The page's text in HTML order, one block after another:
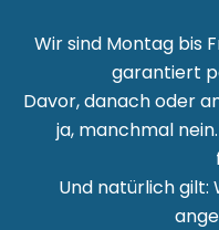
Wir sind Montag bis
garantiert
Davor, danach oder
ja, manchmal
Und natürlich gilt: